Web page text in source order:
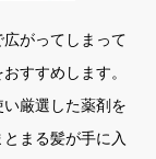
がってしまって
すすめします。
厳選した薬剤を
まる髪が手に入